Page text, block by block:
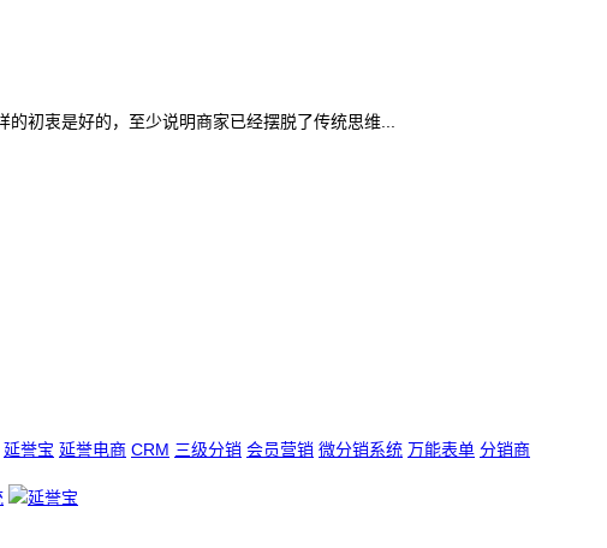
初衷是好的，至少说明商家已经摆脱了传统思维...
延誉宝 延誉电商 CRM 三级分销 会员营销 微分销系统 万能表单 分销商